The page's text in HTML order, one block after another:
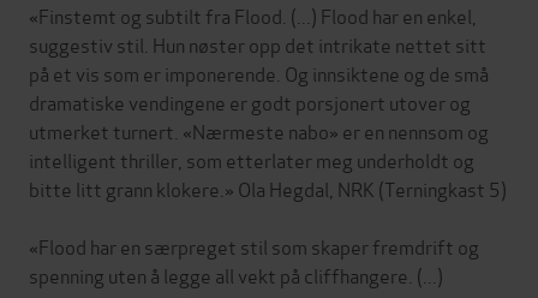
«Finstemt og subtilt fra Flood. (...) Flood har en enkel,
suggestiv stil. Hun nøster opp det intrikate nettet sitt
på et vis som er imponerende. Og innsiktene og de små
dramatiske vendingene er godt porsjonert utover og
utmerket turnert. «Nærmeste nabo» er en nennsom og
intelligent thriller, som etterlater meg underholdt og
bitte litt grann klokere.» Ola Hegdal, NRK (Terningkast 5)
«Flood har en særpreget stil som skaper fremdrift og
spenning uten å legge all vekt på cliffhangere. (...)